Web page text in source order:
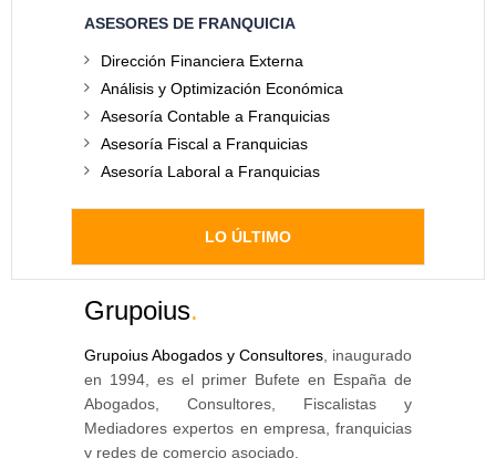
ASESORES DE FRANQUICIA
Dirección Financiera Externa
Análisis y Optimización Económica
Asesoría Contable a Franquicias
Asesoría Fiscal a Franquicias
Asesoría Laboral a Franquicias
LO ÚLTIMO
Grupoius.
Grupoius Abogados y Consultores , inaugurado
en 1994, es el primer Bufete en España de
Abogados, Consultores, Fiscalistas y
Mediadores expertos en empresa, franquicias
y redes de comercio asociado.